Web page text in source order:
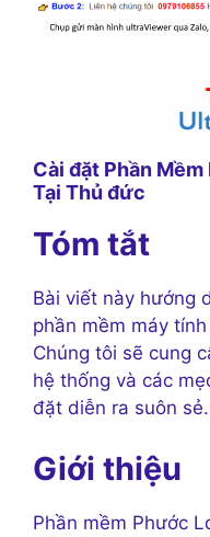
Cài đặt Phần
Tại Thủ đức
Tóm tắt
Bài viết này hướng
phần mềm máy
Chúng tôi sẽ cung
hệ thống và các
đặt diễn ra suôn sẻ.
Giới thiệu
Phần mềm Phước